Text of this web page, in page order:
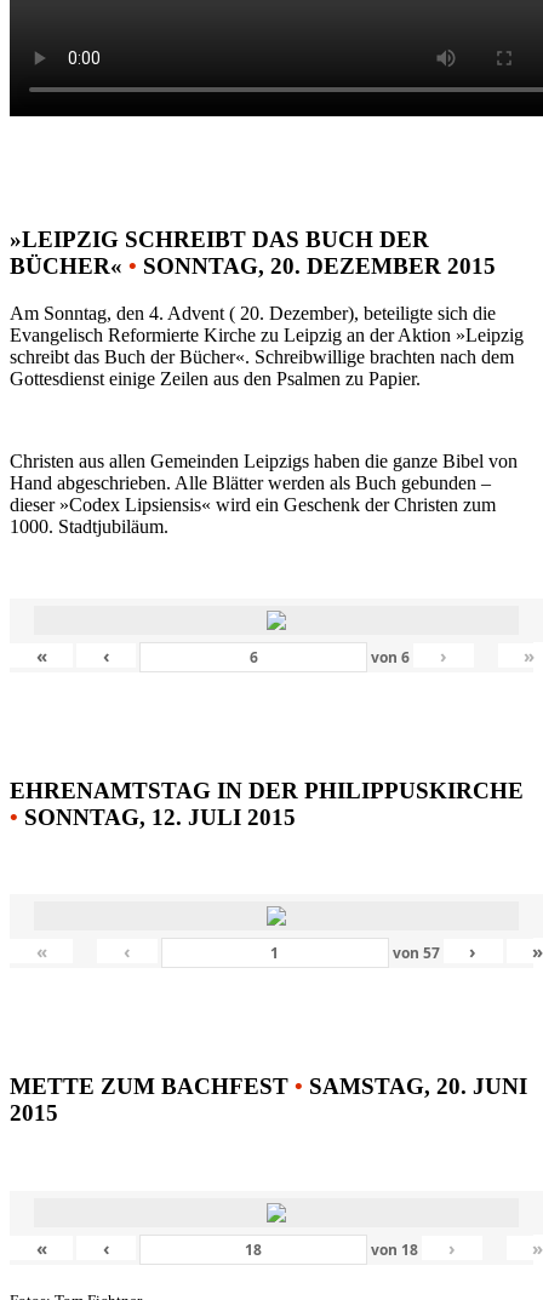
»LEIPZIG SCHREIBT DAS BUCH DER
BÜCHER« • SONNTAG, 20. DEZEMBER 2015
Am Sonntag, den 4. Advent ( 20. Dezember), beteiligte sich die
Evangelisch Reformierte Kirche zu Leipzig an der Aktion »Leipzig
schreibt das Buch der Bücher«. Schreibwillige brachten nach dem
Gottesdienst einige Zeilen aus den Psalmen zu Papier.
Christen aus allen Gemeinden Leipzigs haben die ganze Bibel von
Hand abgeschrieben. Alle Blätter werden als Buch gebunden –
dieser »Codex Lipsiensis« wird ein Geschenk der Christen zum
1000. Stadtjubiläum.
« ‹ von6 › »
EHRENAMTSTAG IN DER PHILIPPUSKIRCHE
• SONNTAG, 12. JULI 2015
« ‹ von 57 › »
METTE ZUM BACHFEST • SAMSTAG, 20. JUNI
2015
« ‹ von 18 › »